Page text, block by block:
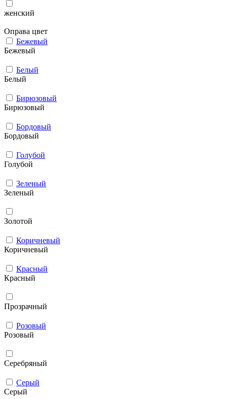
женский
Оправа цвет
Бежевый
Бежевый
Белый
Белый
Бирюзовый
Бирюзовый
Бордовый
Бордовый
Голубой
Голубой
Зеленый
Зеленый
Золотой
Коричневый
Коричневый
Красный
Красный
Прозрачный
Розовый
Розовый
Серебряный
Серый
Серый